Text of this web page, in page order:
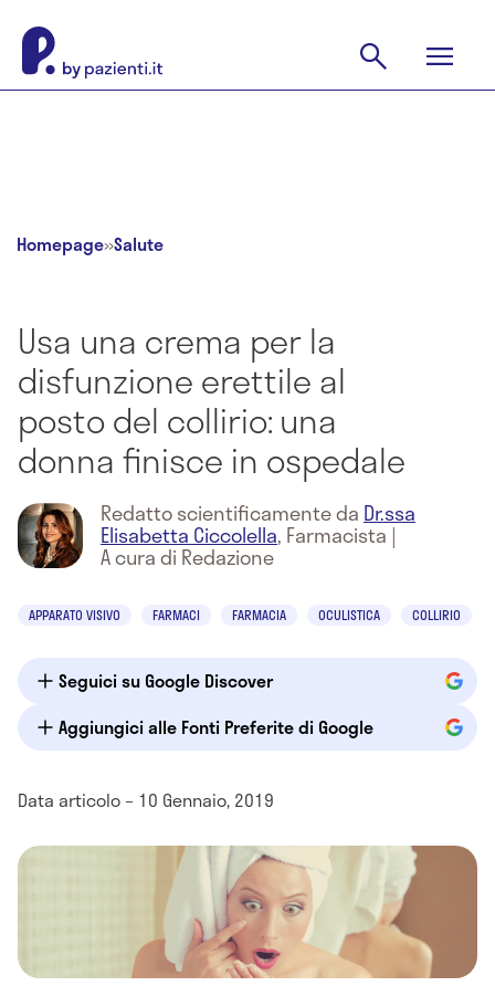
Homepage»Salute
Usa una crema per la
disfunzione erettile al
posto del collirio: una
donna finisce in ospedale
Redatto scientificamente da Dr.ssa
Elisabetta Ciccolella, Farmacista |
A cura di Redazione
APPARATO VISIVO FARMACI FARMACIA OCULISTICA COLLIRIO
Seguici su Google Discover
Aggiungici alle Fonti Preferite di Google
Data articolo – 10 Gennaio, 2019